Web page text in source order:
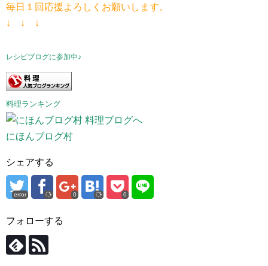
毎日１回応援よろしくお願いします。
↓ ↓ ↓
レシピブログに参加中♪
料理ランキング
にほんブログ村
シェアする
error 0 0
フォローする